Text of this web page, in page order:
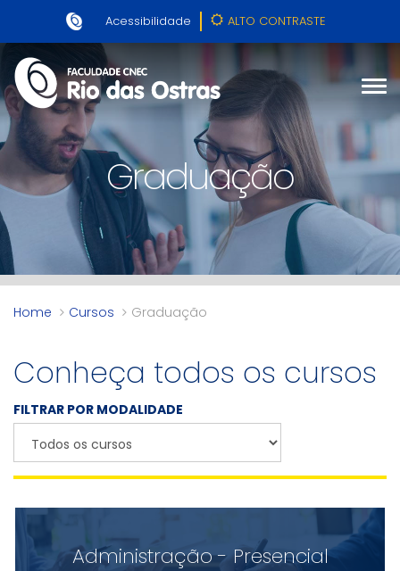
Acessibilidade ALTO CONTRASTE
Graduação
Home Cursos Graduação
Conheça todos os cursos
FILTRAR POR MODALIDADE
Administração - Presencial